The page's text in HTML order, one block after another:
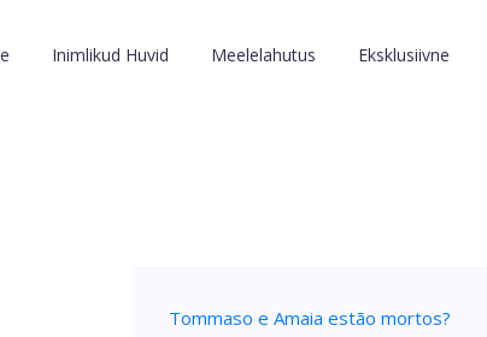
Inimlikud Huvid Meelelahutus Eksklusiivne
Tommaso e Amaia estão mortos?